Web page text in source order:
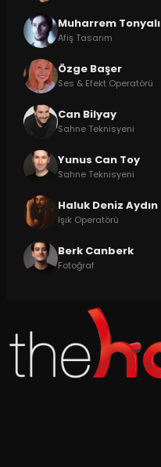
Muharrem Tonyalı
Afiş Tasarım
Özge Başer
Ses & Efekt Operatörü
Can Bilyay
Sahne Teknisyeni
Yunus Can Toy
Sahne Teknisyeni
Haluk Deniz Aydın
Işık Operatörü
Berk Canberk
Fotoğraf